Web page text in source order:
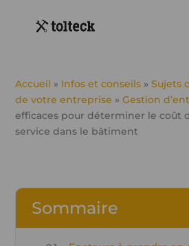
Accueil » Infos et conseils »Sujets
de votre entreprise »Gestion
efficaces pour déterminer le coût
service dans le bâtiment
Sommaire